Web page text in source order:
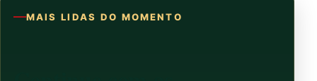
MAIS LIDAS DO MOMENTO